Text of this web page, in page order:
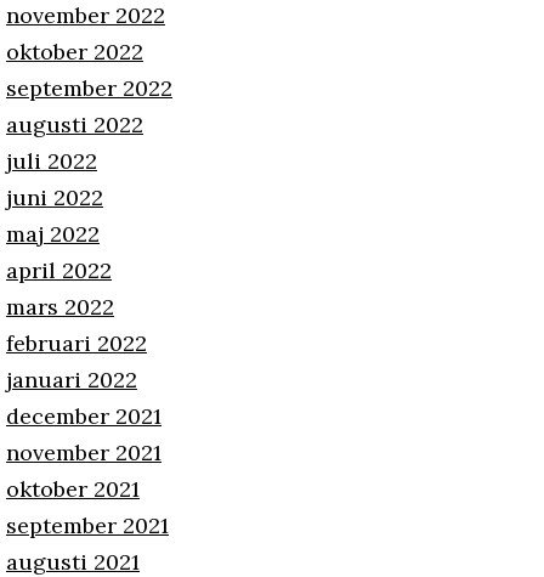
november 2022
oktober 2022
september 2022
augusti 2022
juli 2022
juni 2022
maj 2022
april 2022
mars 2022
februari 2022
januari 2022
december 2021
november 2021
oktober 2021
september 2021
augusti 2021